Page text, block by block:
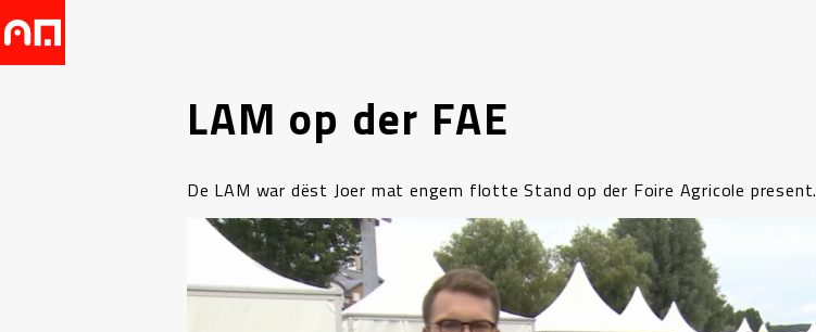
LAM op der FAE
De LAM war dëst Joer mat engem flotte Stand op der Foire Agricole present.